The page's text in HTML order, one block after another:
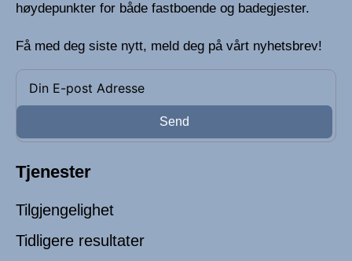
høydepunkter for både fastboende og badegjester.
Få med deg siste nytt, meld deg på vårt nyhetsbrev!
Send
Tjenester
Tilgjengelighet
Tidligere resultater